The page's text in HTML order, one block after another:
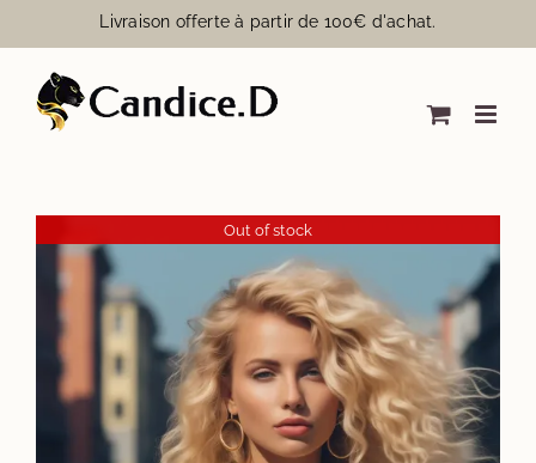
contenu
Livraison offerte à partir de 100€ d'achat.
Out of stock